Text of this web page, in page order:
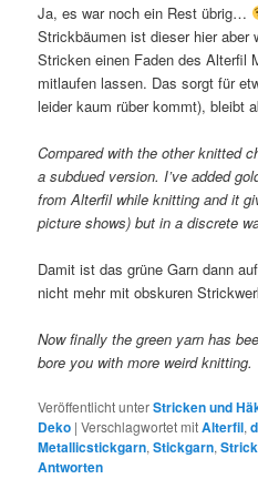
Ja, es war noch ein Rest übrig…
Strickbäumen ist dieser hier aber
Stricken einen Faden des Alterfil
mitlaufen lassen. Das sorgt für
leider kaum rüber kommt), bleibt
Compared with the other knitted
a subdued version. I’ve added
from Alterfil while knitting and it
picture shows) but in a discrete
Damit ist das grüne Garn dann
nicht mehr mit obskuren
Now finally the green yarn has
bore you with more weird knitting.
Veröffentlicht unterStricken und
Deko |Verschlagwortet mitAlterfil,
Metallicstickgarn,Stickgarn,
Antworten